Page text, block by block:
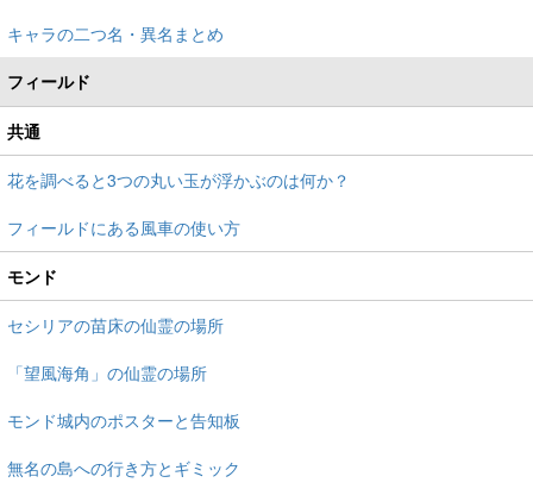
キャラの二つ名・異名まとめ
フィールド
共通
花を調べると3つの丸い玉が浮かぶのは何か？
フィールドにある風車の使い方
モンド
セシリアの苗床の仙霊の場所
「望風海角」の仙霊の場所
モンド城内のポスターと告知板
無名の島への行き方とギミック